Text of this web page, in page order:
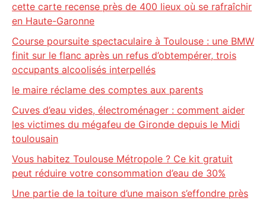
cette carte recense près de 400 lieux où se rafraîchir
en Haute-Garonne
Course poursuite spectaculaire à Toulouse : une BMW
finit sur le flanc après un refus d’obtempérer, trois
occupants alcoolisés interpellés
le maire réclame des comptes aux parents
Cuves d’eau vides, électroménager : comment aider
les victimes du mégafeu de Gironde depuis le Midi
toulousain
Vous habitez Toulouse Métropole ? Ce kit gratuit
peut réduire votre consommation d’eau de 30%
Une partie de la toiture d’une maison s’effondre près